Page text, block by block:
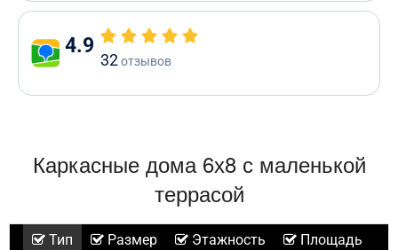
4.9
32отзывов
Каркасные дома 6х8 с маленькой
террасой
Тип Размер Этажность
Площадь